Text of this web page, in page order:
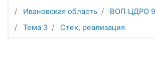
Ивановская область
ВОП ЦДРО 9
Тема 3
Стек, реализация